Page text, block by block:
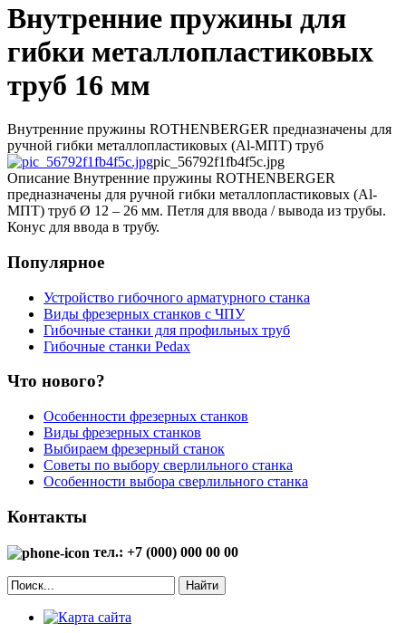
Внутренние пружины для
гибки металлопластиковых
труб 16 мм
Внутренние пружины ROTHENBERGER предназначены для
ручной гибки металлопластиковых (Al-МПТ) труб
pic_56792f1fb4f5c.jpg
Описание Внутренние пружины ROTHENBERGER
предназначены для ручной гибки металлопластиковых (Al-
МПТ) труб Ø 12 – 26 мм. Петля для ввода / вывода из трубы.
Конус для ввода в трубу.
Популярное
Устройство гибочного арматурного станка
Виды фрезерных станков с ЧПУ
Гибочные станки для профильных труб
Гибочные станки Pedax
Что нового?
Особенности фрезерных станков
Виды фрезерных станков
Выбираем фрезерный станок
Советы по выбору сверлильного станка
Особенности выбора сверлильного станка
Контакты
тел.: +7 (000) 000 00 00
Найти